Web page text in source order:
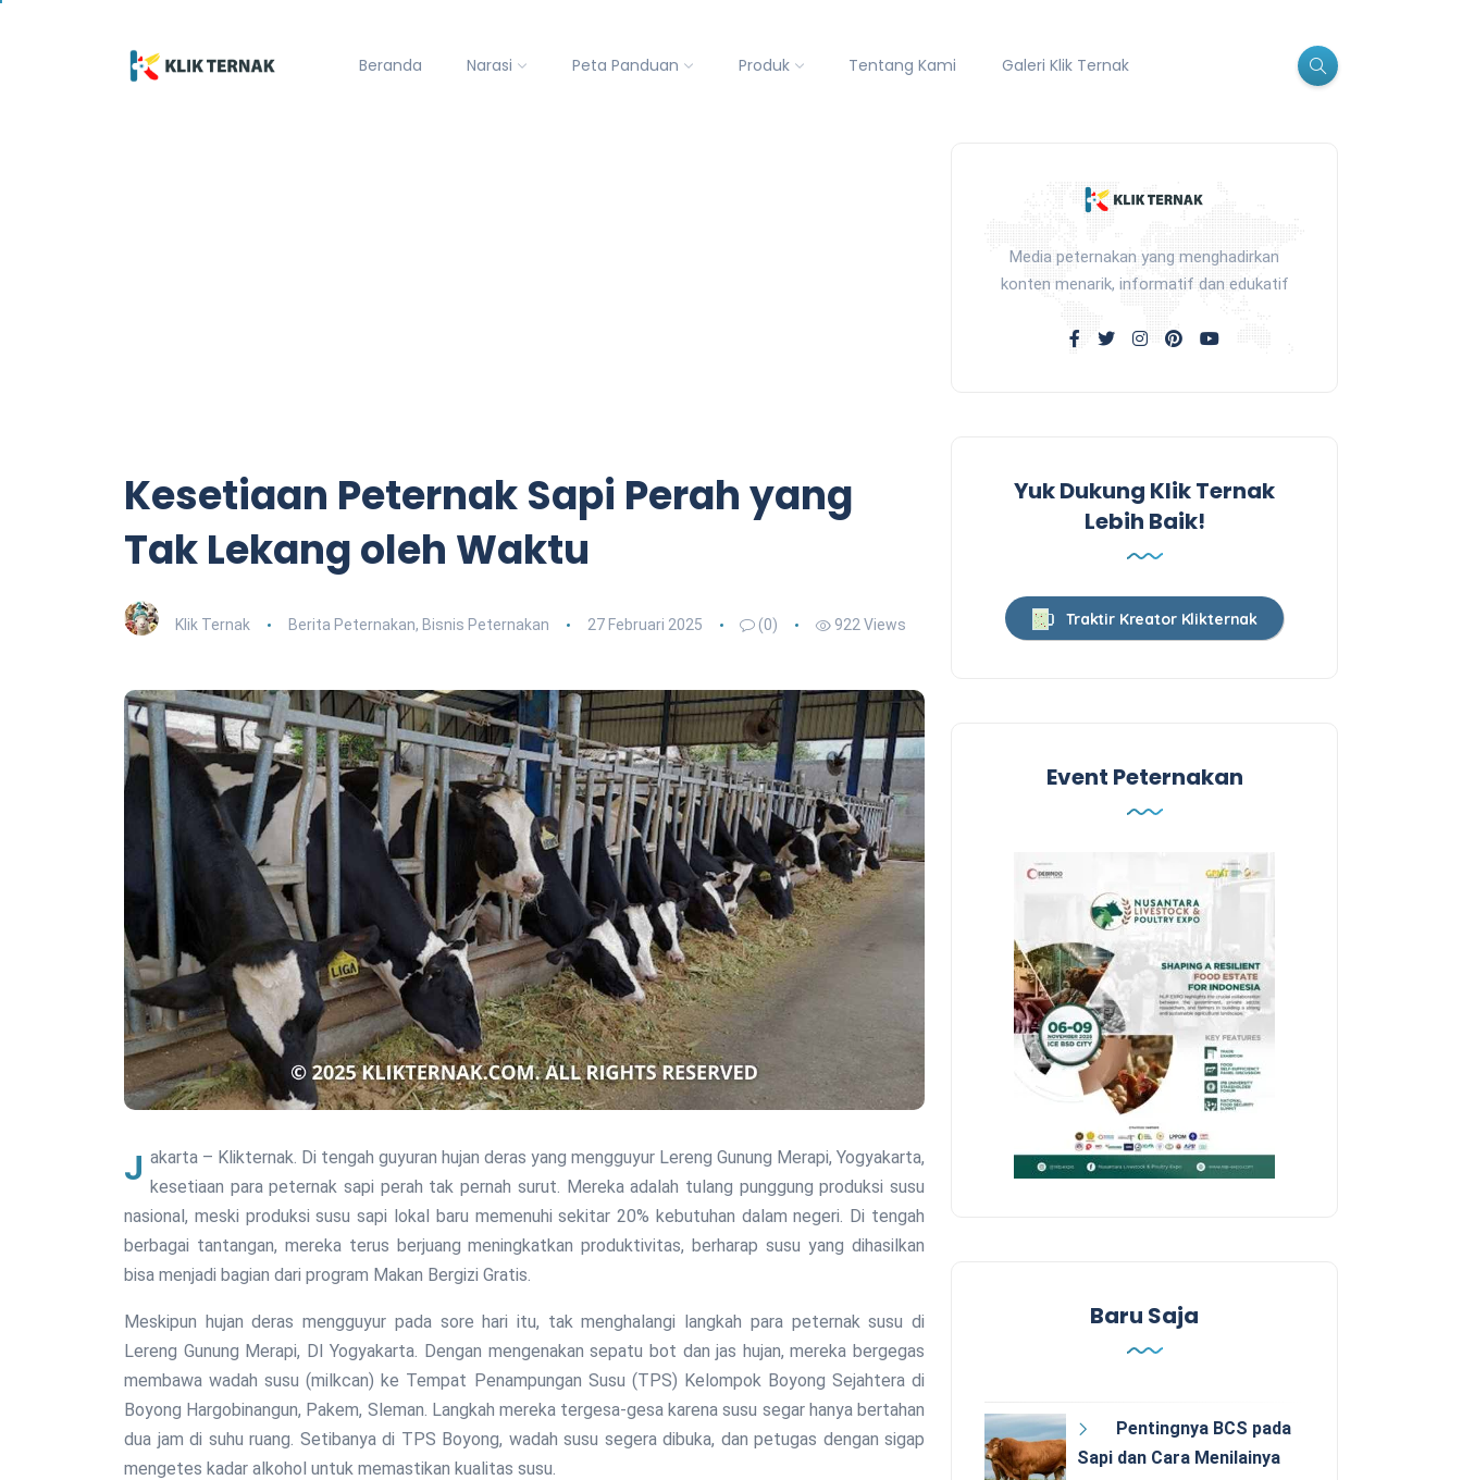
Beranda Narasi Peta Panduan Produk Tentang Kami Galeri Klik Ternak
Kesetiaan Peternak Sapi Perah yang
Tak Lekang oleh Waktu
Klik Ternak Berita Peternakan, Bisnis Peternakan 27 Februari 2025 (0) 922 Views
Jakarta – Klikternak. Di tengah guyuran hujan deras yang mengguyur Lereng Gunung Merapi, Yogyakarta, kesetiaan para peternak sapi perah tak pernah surut. Mereka adalah tulang punggung produksi susu
nasional, meski produksi susu sapi lokal baru memenuhi sekitar 20% kebutuhan dalam negeri. Di tengah
berbagai tantangan, mereka terus berjuang meningkatkan produktivitas, berharap susu yang dihasilkan
bisa menjadi bagian dari program Makan Bergizi Gratis.
Meskipun hujan deras mengguyur pada sore hari itu, tak menghalangi langkah para peternak susu di
Lereng Gunung Merapi, DI Yogyakarta. Dengan mengenakan sepatu bot dan jas hujan, mereka bergegas
membawa wadah susu (milkcan) ke Tempat Penampungan Susu (TPS) Kelompok Boyong Sejahtera di
Boyong Hargobinangun, Pakem, Sleman. Langkah mereka tergesa-gesa karena susu segar hanya bertahan
dua jam di suhu ruang. Setibanya di TPS Boyong, wadah susu segera dibuka, dan petugas dengan sigap
mengetes kadar alkohol untuk memastikan kualitas susu.
Media peternakan yang menghadirkan
konten menarik, informatif dan edukatif
Yuk Dukung Klik Ternak
Lebih Baik!
Traktir Kreator Klikternak
Event Peternakan
Baru Saja
Pentingnya BCS pada
Sapi dan Cara Menilainya